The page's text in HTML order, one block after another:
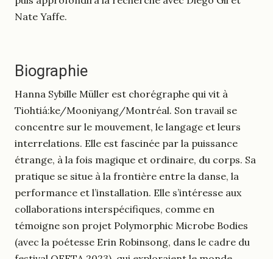
Nate Yaffe.
Biographie
Hanna Sybille Müller est chorégraphe qui vit à
Tiohtiá:ke/Mooniyang/Montréal. Son travail se
concentre sur le mouvement, le langage et leurs
interrelations. Elle est fascinée par la puissance
étrange, à la fois magique et ordinaire, du corps. Sa
pratique se situe à la frontière entre la danse, la
performance et l’installation. Elle s’intéresse aux
collaborations interspécifiques, comme en
témoigne son projet Polymorphic Microbe Bodies
(avec la poétesse Erin Robinsong, dans le cadre du